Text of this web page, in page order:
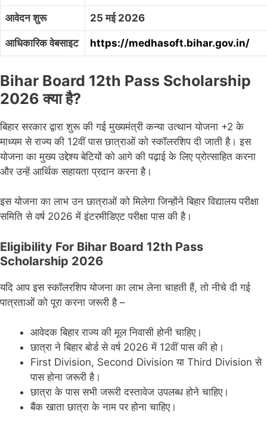
आवेदन शुरू 25 मई 2026
आधिकारिक वेबसाइट https://medhasoft.bihar.gov.in/
Bihar Board 12th Pass Scholarship
2026 क्या है?
बिहार सरकार द्वारा शुरू की गई मुख्यमंत्री कन्या उत्थान योजना +2 के
माध्यम से राज्य की 12वीं पास छात्राओं को स्कॉलरशिप दी जाती है। इस
योजना का मुख्य उद्देश्य बेटियों को आगे की पढ़ाई के लिए प्रोत्साहित करना
और उन्हें आर्थिक सहायता प्रदान करना है।
इस योजना का लाभ उन छात्राओं को मिलेगा जिन्होंने बिहार विद्यालय परीक्षा
समिति से वर्ष 2026 में इंटरमीडिएट परीक्षा पास की है।
Eligibility For Bihar Board 12th Pass
Scholarship 2026
यदि आप इस स्कॉलरशिप योजना का लाभ लेना चाहती हैं, तो नीचे दी गई
पात्रताओं को पूरा करना जरूरी है –
आवेदक बिहार राज्य की मूल निवासी होनी चाहिए।
छात्रा ने बिहार बोर्ड से वर्ष 2026 में 12वीं पास की हो।
First Division, Second Division या Third Division से
पास होना जरूरी है।
छात्रा के पास सभी जरूरी दस्तावेज उपलब्ध होने चाहिए।
बैंक खाता छात्रा के नाम पर होना चाहिए।